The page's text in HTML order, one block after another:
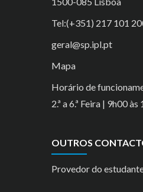
Tel:(+351) 217 101
geral@sp.ipl.pt
Mapa
Horário de
2.ª a 6.ª Feira | 9h00
OUTROS
Provedor do